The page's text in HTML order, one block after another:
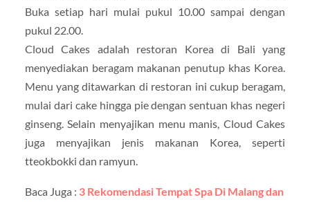
Buka setiap hari mulai pukul 10.00 sampai dengan
pukul 22.00.
Cloud Cakes adalah restoran Korea di Bali yang
menyediakan beragam makanan penutup khas Korea.
Menu yang ditawarkan di restoran ini cukup beragam,
mulai dari cake hingga pie dengan sentuan khas negeri
ginseng. Selain menyajikan menu manis, Cloud Cakes
juga menyajikan jenis makanan Korea, seperti
tteokbokki dan ramyun.
Baca Juga : 3 Rekomendasi Tempat Spa Di Malang dan